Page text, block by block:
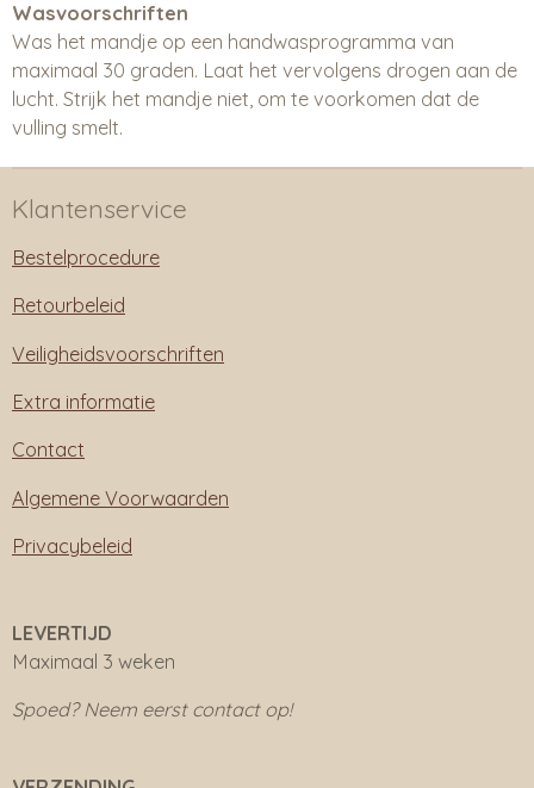
Wasvoorschriften
Was het mandje op een handwasprogramma van
maximaal 30 graden. Laat het vervolgens drogen aan de
lucht. Strijk het mandje niet, om te voorkomen dat de
vulling smelt.
Klantenservice
Bestelprocedure
Retourbeleid
Veiligheidsvoorschriften
Extra informatie
Contact
Algemene Voorwaarden
Privacybeleid
LEVERTIJD
Maximaal 3 weken
Spoed? Neem eerst contact op!